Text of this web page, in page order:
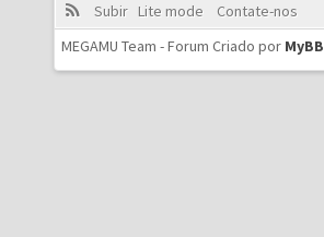
Subir Lite mode
Contate-nos
MEGAMU Team - Forum Criado por MyBB